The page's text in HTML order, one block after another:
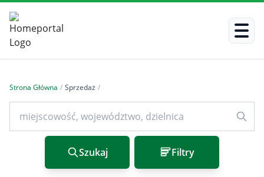
Strona Główna / Sprzedaż /
Szukaj Filtry